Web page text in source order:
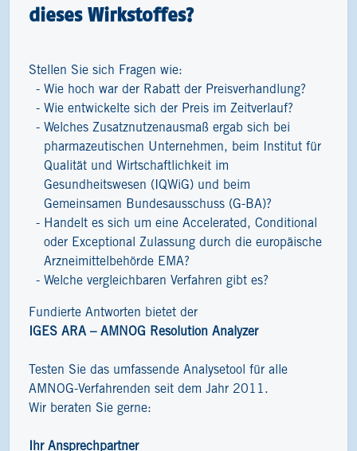
dieses Wirkstoffes?
Stellen Sie sich Fragen wie:
Wie hoch war der Rabatt der Preisverhandlung?
Wie entwickelte sich der Preis im Zeitverlauf?
Welches Zusatznutzenausmaß ergab sich bei
pharmazeutischen Unternehmen, beim Institut für
Qualität und Wirtschaftlichkeit im
Gesundheitswesen (IQWiG) und beim
Gemeinsamen Bundesausschuss (G-BA)?
Handelt es sich um eine Accelerated, Conditional
oder Exceptional Zulassung durch die europäische
Arzneimittelbehörde EMA?
Welche vergleichbaren Verfahren gibt es?
Fundierte Antworten bietet der
IGES ARA – AMNOG Resolution Analyzer
Testen Sie das umfassende Analysetool für alle
AMNOG-Verfahrenden seit dem Jahr 2011.
Wir beraten Sie gerne:
Ihr Ansprechpartner